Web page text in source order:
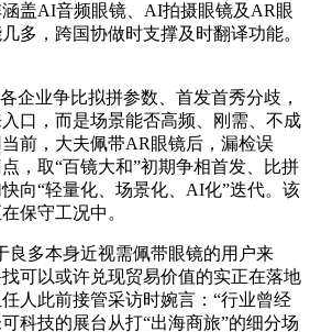
盖AI音频眼镜、AI拍摄眼镜及AR眼
多，跨国协做时支撑及时翻译功能。
业争比拟拼参数、首发首秀分歧，
口，而是场景能否高频、刚需、不成
前，大夫佩带AR眼镜后，漏检误
，取“百镜大和”初期争相首发、比拼
向“轻量化、场景化、AI化”迭代。该
保守工况中。
多本身近视需佩带眼镜的用户来
可以或许兑现贸易价值的实正在落地
人此前接管采访时婉言：“行业曾经
科技的展台从打“出海商旅”的细分场